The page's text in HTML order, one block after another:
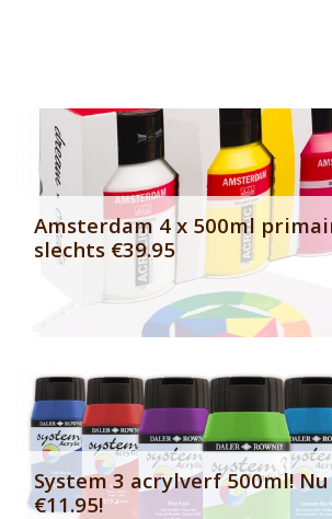
Banner row 2
Amsterdam 4 x 500ml primair set nu
slechts €39.95
System 3 acrylverf 500ml! Nu slechts
€11.95!